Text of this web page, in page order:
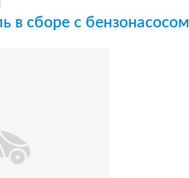
в сборе с бензонасосом